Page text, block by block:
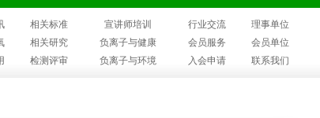
相关标准 宣讲师培训 行业交流
理事单位
相关研究 负离子与健康 会员服务
会员单位
检测评审 负离子与环境 入会申请 联系我们